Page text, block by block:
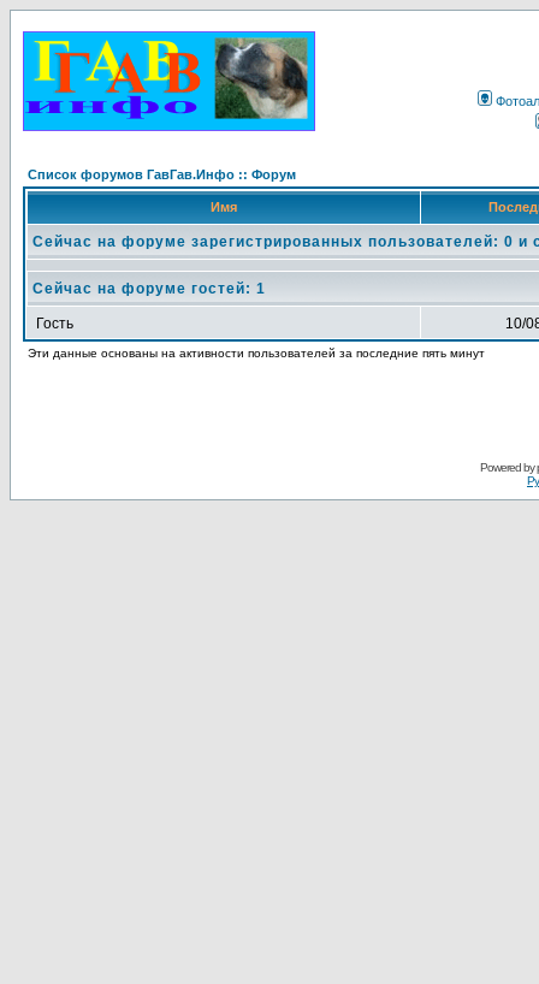
Список форумов ГавГав.Инфо :: Форум
Имя
Сейчас на форуме зарегистрированных пользователей: 0 и
Сейчас на форуме гостей: 1
Гость 10/
Эти данные основаны на активности пользователей за последние пять минут
Powered by